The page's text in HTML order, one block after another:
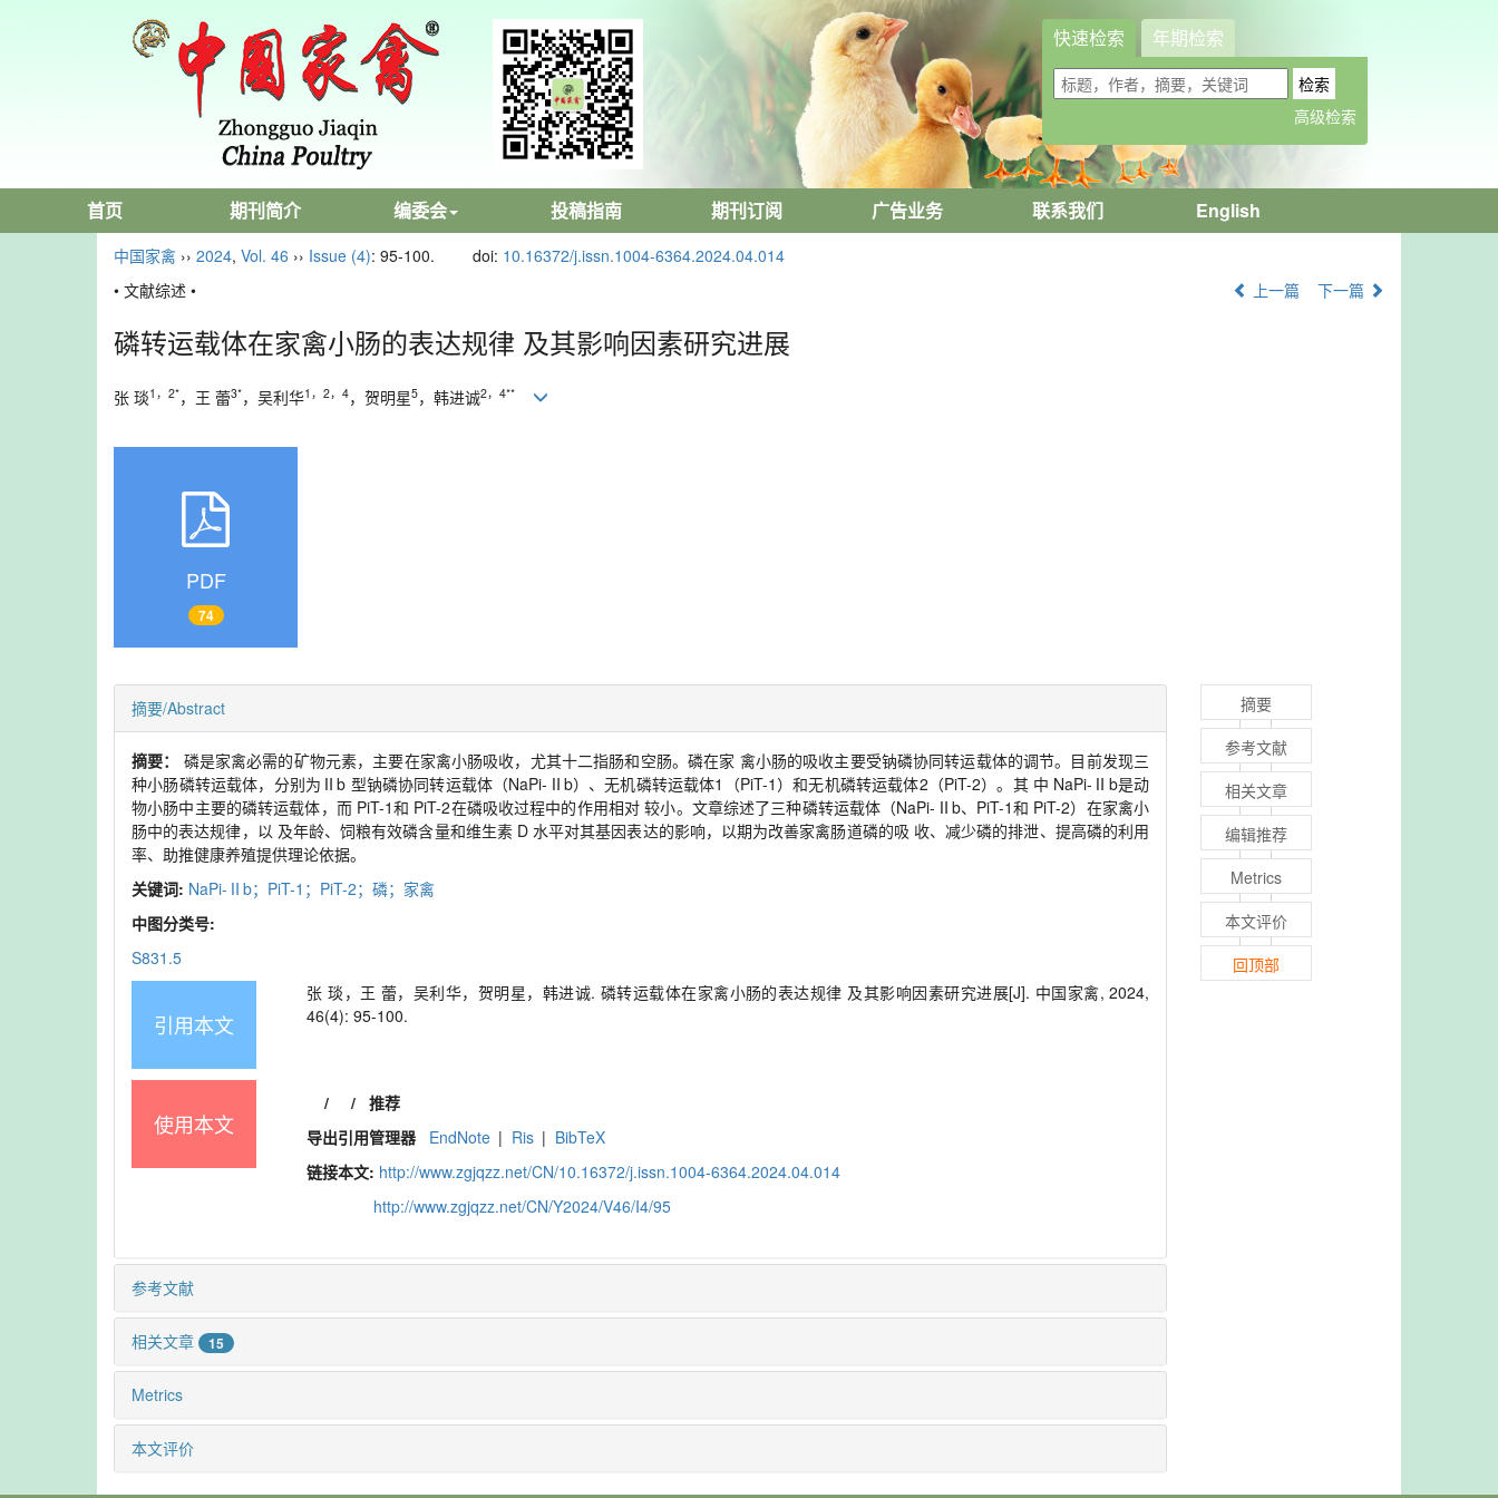
快速检索 年期检索
首页 期刊简介 编委会 投稿指南 期刊订阅 广告业务 联系我们 English
中国家禽 ›› 2024, Vol. 46 ›› Issue (4): 95-100. doi: 10.16372/j.issn.1004-6364.2024.04.014
• 文献综述 •
上一篇 下一篇
磷转运载体在家禽小肠的表达规律 及其影响因素研究进展
张 琰1，2*，王 蕾3*，吴利华1，2，4，贺明星5，韩进诚2，4**
PDF
74
摘要/Abstract
摘要： 磷是家禽必需的矿物元素，主要在家禽小肠吸收，尤其十二指肠和空肠。磷在家 禽小肠的吸收主要受钠磷协同转运载体的调节。目前发现三
种小肠磷转运载体，分别为Ⅱb 型钠磷协同转运载体（NaPi-Ⅱb）、无机磷转运载体1（PiT-1）和无机磷转运载体2（PiT-2）。其 中 NaPi-Ⅱb是动
物小肠中主要的磷转运载体，而 PiT-1和 PiT-2在磷吸收过程中的作用相对 较小。文章综述了三种磷转运载体（NaPi-Ⅱb、PiT-1和 PiT-2）在家禽小
肠中的表达规律，以 及年龄、饲粮有效磷含量和维生素 D 水平对其基因表达的影响，以期为改善家禽肠道磷的吸 收、减少磷的排泄、提高磷的利用
率、助推健康养殖提供理论依据。
关键词: NaPi-Ⅱb；PiT-1；PiT-2；磷；家禽
中图分类号:
S831.5
引用本文
张 琰，王 蕾，吴利华，贺明星，韩进诚. 磷转运载体在家禽小肠的表达规律 及其影响因素研究进展[J]. 中国家禽, 2024,
46(4): 95-100.
使用本文
/ / 推荐
导出引用管理器
EndNote | Ris | BibTeX
链接本文: http://www.zgjqzz.net/CN/10.16372/j.issn.1004-6364.2024.04.014
http://www.zgjqzz.net/CN/Y2024/V46/I4/95
参考文献
相关文章 15
Metrics
本文评价
摘要
参考文献
相关文章
编辑推荐
Metrics
本文评价
回顶部